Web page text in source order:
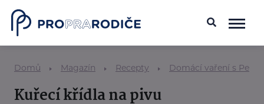
Domů Magazín Recepty Domácí vaření s
Kuřecí křídla na pivu